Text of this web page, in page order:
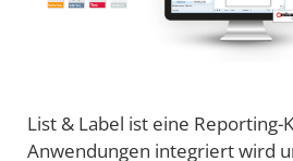
List & Label ist eine
Anwendungen integriert wird